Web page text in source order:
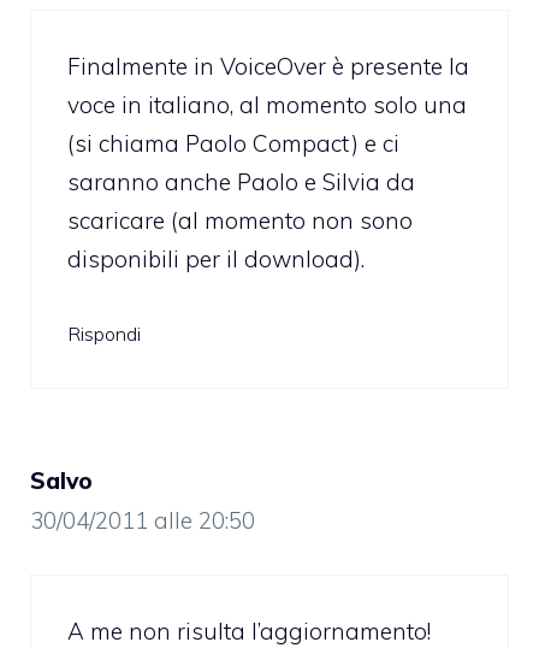
Finalmente in VoiceOver è presente la
voce in italiano, al momento solo una
(si chiama Paolo Compact) e ci
saranno anche Paolo e Silvia da
scaricare (al momento non sono
disponibili per il download).
Rispondi
Salvo
30/04/2011 alle 20:50
A me non risulta l’aggiornamento!